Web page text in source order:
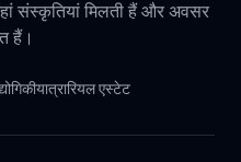
संस्कृतियां मिलती हैं और अवसर
हैं।
यात्रारियल एस्टेट